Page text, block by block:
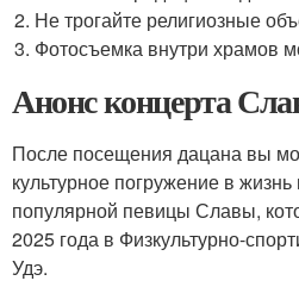
Не трогайте религиозные
Фотосъемка внутри храмов
Анонс концерта
После посещения дацана вы
культурное погружение в
популярной певицы Славы,
2025 года в Физкультурно-
Удэ.